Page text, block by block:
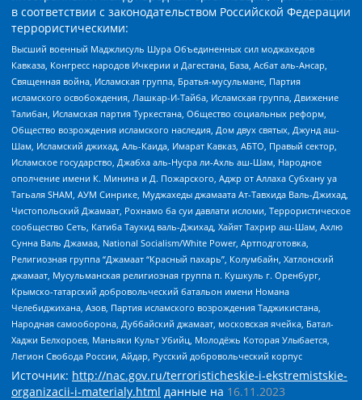
в соответствии с законодательством Российской Федерации
террористическими:
Высший военный Маджлисуль Шура Объединенных сил моджахедов
Кавказа, Конгресс народов Ичкерии и Дагестана, База, Асбат аль-Ансар,
Священная война, Исламская группа, Братья-мусульмане, Партия
исламского освобождения, Лашкар-И-Тайба, Исламская группа, Движение
Талибан, Исламская партия Туркестана, Общество социальных реформ,
Общество возрождения исламского наследия, Дом двух святых, Джунд аш-
Шам, Исламский джихад, Аль-Каида, Имарат Кавказ, АБТО, Правый сектор,
Исламское государство, Джабха аль-Нусра ли-Ахль аш-Шам, Народное
ополчение имени К. Минина и Д. Пожарского, Аджр от Аллаха Субхану уа
Тагьаля SHAM, АУМ Синрике, Муджахеды джамаата Ат-Тавхида Валь-Джихад,
Чистопольский Джамаат, Рохнамо ба суи давлати исломи, Террористическое
сообщество Сеть, Катиба Таухид валь-Джихад, Хайят Тахрир аш-Шам, Ахлю
Сунна Валь Джамаа, National Socialism/White Power, Артподготовка,
Религиозная группа “Джамаат “Красный пахарь”, Колумбайн, Хатлонский
джамаат, Мусульманская религиозная группа п. Кушкуль г. Оренбург,
Крымско-татарский добровольческий батальон имени Номана
Челебиджихана, Азов, Партия исламского возрождения Таджикистана,
Народная самооборона, Дуббайский джамаат, московская ячейка, Батал-
Хаджи Белхороев, Маньяки Культ Убийц, Молодёжь Которая Улыбается,
Легион Свобода России, Айдар, Русский добровольческий корпус
Источник: http://nac.gov.ru/terroristicheskie-i-ekstremistskie-
organizacii-i-materialy.html данные на 16.11.2023